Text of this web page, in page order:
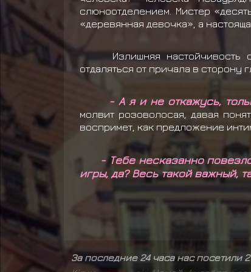
слюноотделением. Мистер
«деревянная девочка», а
Излишняя настойчивость
отдаляться от причала в сторону
- А я и не откажусь,
молвит розоволосая, давая
воспримет, как предложение
- Тебе несказанно
игры, да? Весь такой важный,
За последние 24 часа нас посетили